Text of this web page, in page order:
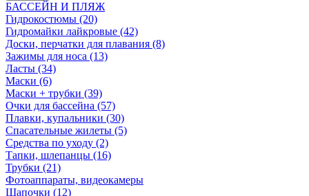
БАССЕЙН И ПЛЯЖ
Гидрокостюмы (20)
Гидромайки лайкровые (42)
Доски, перчатки для плавания (8)
Зажимы для носа (13)
Ласты (34)
Маски (6)
Маски + трубки (39)
Очки для бассейна (57)
Плавки, купальники (30)
Спасательные жилеты (5)
Средства по уходу (2)
Тапки, шлепанцы (16)
Трубки (21)
Фотоаппараты, видеокамеры
Шапочки (12)